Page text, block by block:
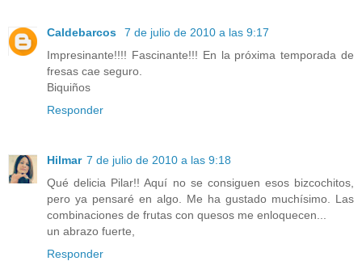
Caldebarcos
7 de julio de 2010 a las 9:17
Impresinante!!!! Fascinante!!! En la próxima temporada de
fresas cae seguro.
Biquiños
Responder
Hilmar 7 de julio de 2010 a las 9:18
Qué delicia Pilar!! Aquí no se consiguen esos bizcochitos,
pero ya pensaré en algo. Me ha gustado muchísimo. Las
combinaciones de frutas con quesos me enloquecen...
un abrazo fuerte,
Responder